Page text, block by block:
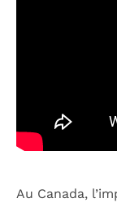
Au Canada,